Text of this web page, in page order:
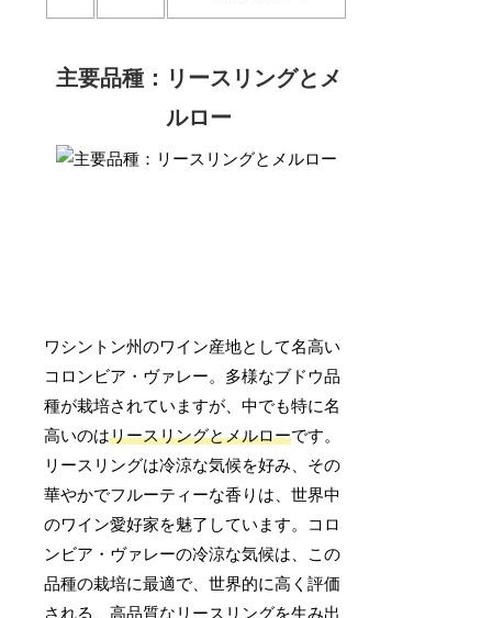
主要品種：リースリングとメ
ルロー
ワシントン州のワイン産地として名高い
コロンビア・ヴァレー。多様なブドウ品
種が栽培されていますが、中でも特に名
高いのはリースリングとメルローです。
リースリングは冷涼な気候を好み、その
華やかでフルーティーな香りは、世界中
のワイン愛好家を魅了しています。コロ
ンビア・ヴァレーの冷涼な気候は、この
品種の栽培に最適で、世界的に高く評価
される、高品質なリースリングを生み出